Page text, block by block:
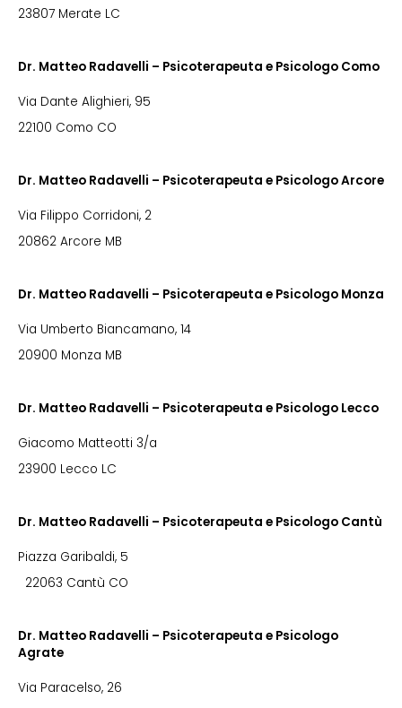
23807 Merate LC
Dr. Matteo Radavelli – Psicoterapeuta e Psicologo Como
Via Dante Alighieri, 95
22100 Como CO
Dr. Matteo Radavelli – Psicoterapeuta e Psicologo Arcore
Via Filippo Corridoni, 2
20862 Arcore MB
Dr. Matteo Radavelli – Psicoterapeuta e Psicologo Monza
Via Umberto Biancamano, 14
20900 Monza MB
Dr. Matteo Radavelli – Psicoterapeuta e Psicologo Lecco
Giacomo Matteotti 3/a
23900 Lecco LC
Dr. Matteo Radavelli – Psicoterapeuta e Psicologo Cantù
Piazza Garibaldi, 5
22063 Cantù CO
Dr. Matteo Radavelli – Psicoterapeuta e Psicologo
Agrate
Via Paracelso, 26